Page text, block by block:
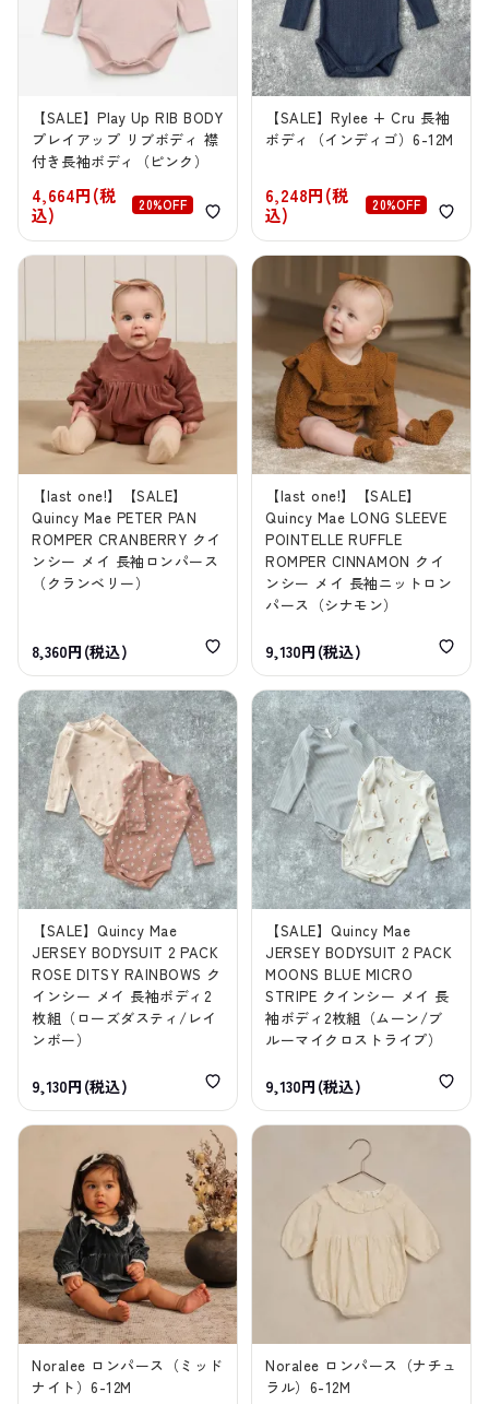
【SALE】Play Up RIB BODY
プレイアップ リブボディ 襟
付き長袖ボディ（ピンク）
4,664円(税
込)
20%OFF
【SALE】Rylee + Cru 長袖
ボディ（インディゴ）6-12M
6,248円(税
込)
20%OFF
【last one!】【SALE】
Quincy Mae PETER PAN
ROMPER CRANBERRY クイ
ンシー メイ 長袖ロンパース
（クランベリー）
8,360円(税込)
【last one!】【SALE】
Quincy Mae LONG SLEEVE
POINTELLE RUFFLE
ROMPER CINNAMON クイ
ンシー メイ 長袖ニットロン
パース（シナモン）
9,130円(税込)
【SALE】Quincy Mae
JERSEY BODYSUIT 2 PACK
ROSE DITSY RAINBOWS ク
インシー メイ 長袖ボディ2
枚組（ローズダスティ/レイ
ンボー）
9,130円(税込)
【SALE】Quincy Mae
JERSEY BODYSUIT 2 PACK
MOONS BLUE MICRO
STRIPE クインシー メイ 長
袖ボディ2枚組（ムーン/ブ
ルーマイクロストライプ）
9,130円(税込)
Noralee ロンパース（ミッド
ナイト）6-12M
Noralee ロンパース（ナチュ
ラル）6-12M